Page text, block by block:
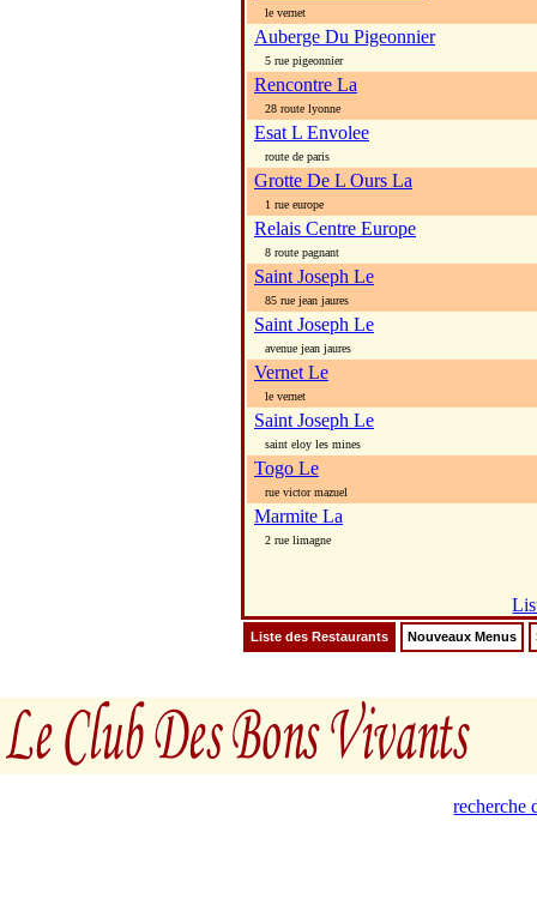
le vernet
Auberge Du Pigeonnier
5 rue pigeonnier
Rencontre La
28 route lyonne
Esat L Envolee
route de paris
Grotte De L Ours La
1 rue europe
Relais Centre Europe
8 route pagnant
Saint Joseph Le
85 rue jean jaures
Saint Joseph Le
avenue jean jaures
Vernet Le
le vernet
Saint Joseph Le
saint eloy les mines
Togo Le
rue victor mazuel
Marmite La
2 rue limagne
Liste des Restaurants Nouveaux Menus
recherche